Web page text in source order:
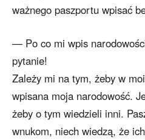
ważnego paszportu wpisać
— Po co mi wpis
pytanie!
Zależy mi na tym, żeby w
wpisana moja narodowość.
żeby o tym wiedzieli inni.
wnukom, niech wiedzą, że